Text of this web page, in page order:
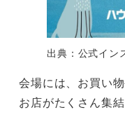
出典：公式イン
会場には、お買い
お店がたくさん集結